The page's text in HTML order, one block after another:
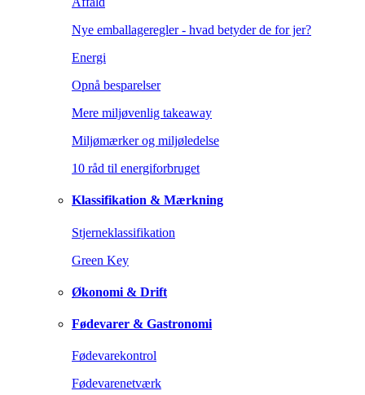
Nye emballageregler - hvad betyder de for jer?
Energi
Opnå besparelser
Mere miljøvenlig takeaway
Miljømærker og miljøledelse
10 råd til energiforbruget
Klassifikation & Mærkning
Stjerneklassifikation
Green Key
Økonomi & Drift
Fødevarer & Gastronomi
Fødevarekontrol
Fødevarenetværk